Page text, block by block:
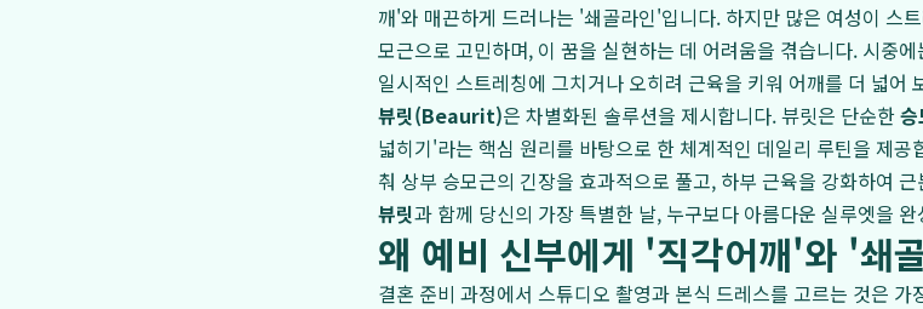
깨'와 매끈하게 드러나는 '쇄골라인'입니다. 하지만 많은 여성이 스
모근으로 고민하며, 이 꿈을 실현하는 데 어려움을 겪습니다. 시중
일시적인 스트레칭에 그치거나 오히려 근육을 키워 어깨를 더 넓어
뷰릿(Beaurit)은 차별화된 솔루션을 제시합니다. 뷰릿은 단순한승
넓히기'라는 핵심 원리를 바탕으로 한 체계적인 데일리 루틴을 제
춰 상부 승모근의 긴장을 효과적으로 풀고, 하부 근육을 강화하여
뷰릿과 함께 당신의 가장 특별한 날, 누구보다 아름다운 실루엣을
왜 예비 신부에게 '직각어깨'와 '쇄
결혼 준비 과정에서 스튜디오 촬영과 본식 드레스를 고르는 것은